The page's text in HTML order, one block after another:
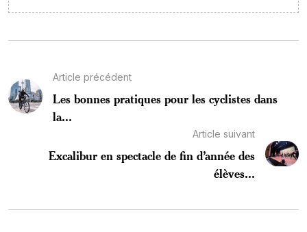
Article précédent
Les bonnes pratiques pour les cyclistes dans
la...
Article suivant
Excalibur en spectacle de fin d’année des
élèves...